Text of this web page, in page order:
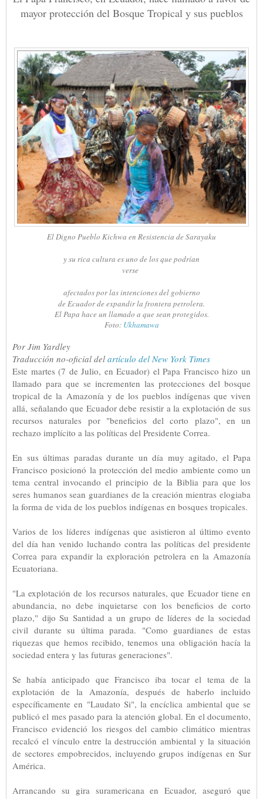
mayor protección del Bosque Tropical y sus pueblos
El Digno Pueblo Kichwa en Resistencia de Sarayaku
y su rica cultura es uno de los que podrían
verse
afectados por las intenciones del gobierno
de Ecuador de expandir la frontera petrolera.
El Papa hace un llamado a que sean protegidos.
Foto: Ukhamawa
Por Jim Yardley
Traducción no-oficial del artículo del New York Times
Este martes (7 de Julio, en Ecuador) el Papa Francisco hizo un
llamado para que se incrementen las protecciones del bosque
tropical de la Amazonía y de los pueblos indígenas que viven
allá, señalando que Ecuador debe resistir a la explotación de sus
recursos naturales por "beneficios del corto plazo", en un
rechazo implícito a las políticas del Presidente Correa.
En sus últimas paradas durante un día muy agitado, el Papa
Francisco posicionó la protección del medio ambiente como un
tema central invocando el principio de la Biblia para que los
seres humanos sean guardianes de la creación mientras elogiaba
la forma de vida de los pueblos indígenas en bosques tropicales.
Varios de los líderes indígenas que asistieron al último evento
del día han venido luchando contra las políticas del presidente
Correa para expandir la exploración petrolera en la Amazonía
Ecuatoriana.
"La explotación de los recursos naturales, que Ecuador tiene en
abundancia, no debe inquietarse con los beneficios de corto
plazo," dijo Su Santidad a un grupo de líderes de la sociedad
civil durante su última parada. "Como guardianes de estas
riquezas que hemos recibido, tenemos una obligación hacía la
sociedad entera y las futuras generaciones".
Se había anticipado que Francisco iba tocar el tema de la
explotación de la Amazonía, después de haberlo incluido
específicamente en "Laudato Si", la encíclica ambiental que se
publicó el mes pasado para la atención global. En el documento,
Francisco evidenció los riesgos del cambio climático mientras
recalcó el vínculo entre la destrucción ambiental y la situación
de sectores empobrecidos, incluyendo grupos indígenas en Sur
América.
Arrancando su gira suramericana en Ecuador, aseguró que